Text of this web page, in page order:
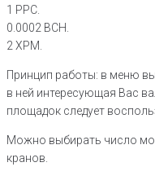
1 PPC.
0.0002 BCH.
2 XPM.
Принцип работы: в меню
в ней интересующая Вас
площадок следует
Можно выбирать число
кранов.